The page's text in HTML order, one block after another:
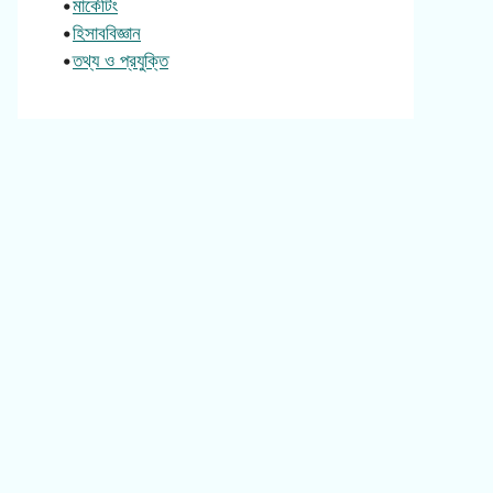
•মার্কেটিং
•হিসাববিজ্ঞান
•তথ্য ও প্রযুক্তি